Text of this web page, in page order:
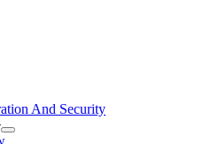
And Security